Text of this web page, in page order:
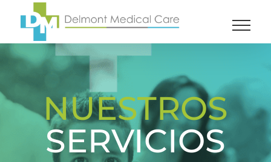
content
NUESTROS
SERVICIOS